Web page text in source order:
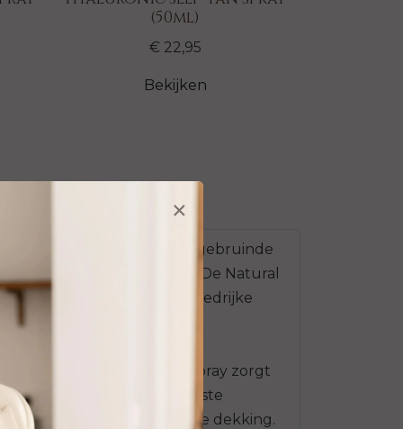
(50ml)
€ 22,95
Bekijken
natuurlijke en egaal-gebruinde
Aloë vera en Ginkgo. De Natural
door diverse invloedrijke
Marc Inbane. De tanning spray zorgt
en geeft geen ongewenste
product en een optimale dekking.
×